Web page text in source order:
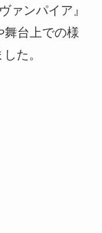
ァンパイア』
舞台上での様
た。